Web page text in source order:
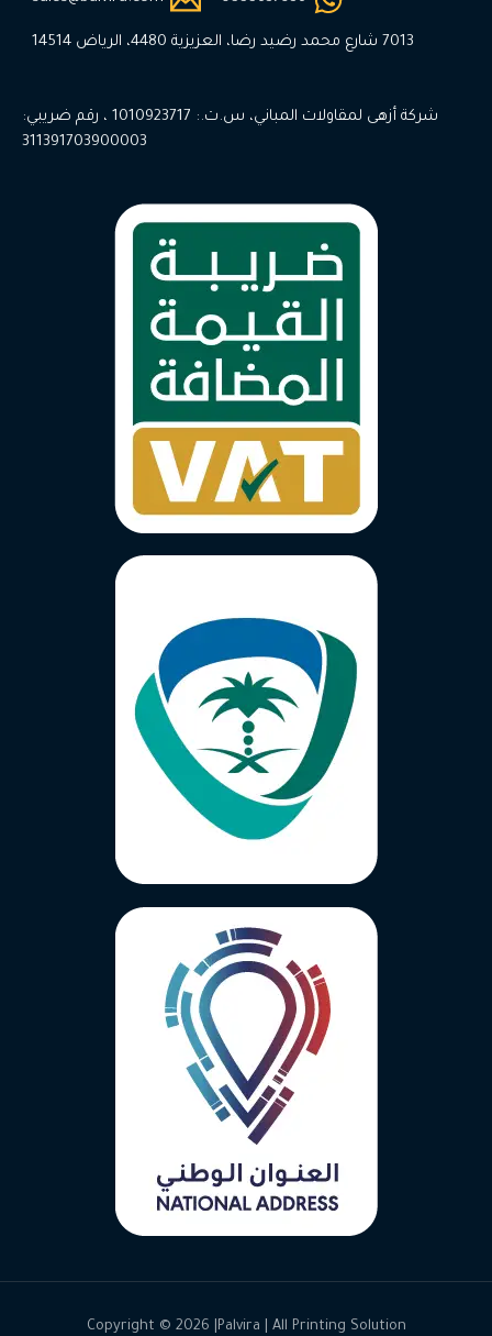
7013 شارع محمد رضيد رضا، العزيزية 4480، الرياض 14514
شركة أزهى لمقاولات المباني، س.ت.: 1010923717 ، رقم ضريبي:
311391703900003
Copyright © 2026 |Palvira | All Printing Solution